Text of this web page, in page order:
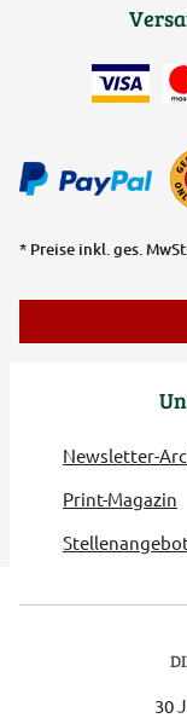
Newsletter-
Print-Magazin
* Preise inkl. ges.
30